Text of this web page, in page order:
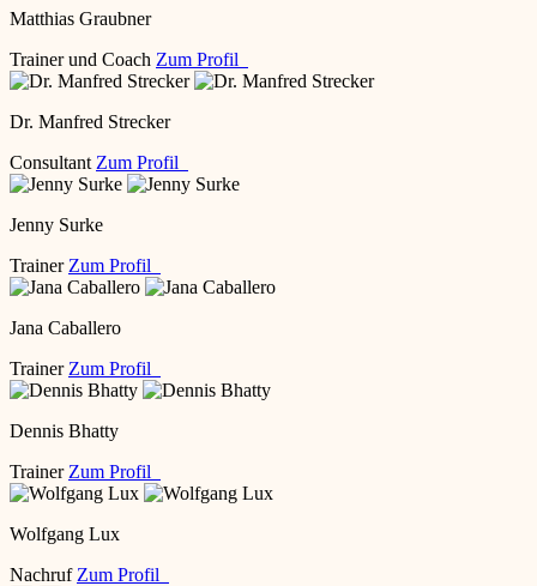
Matthias Graubner
Trainer und Coach Zum Profil
Dr. Manfred Strecker
Consultant Zum Profil
Jenny Surke
Trainer Zum Profil
Jana Caballero
Trainer Zum Profil
Dennis Bhatty
Trainer Zum Profil
Wolfgang Lux
Nachruf Zum Profil